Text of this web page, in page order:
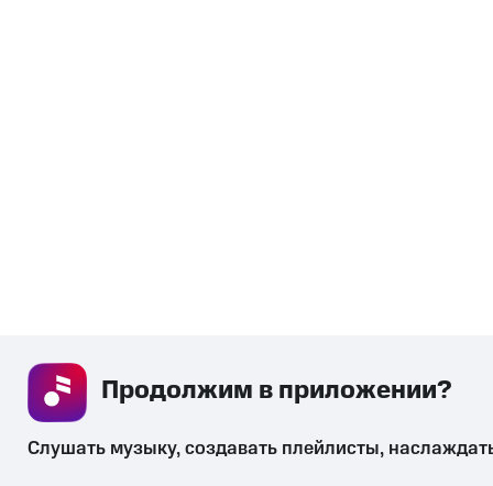
Продолжим в приложении?
Слушать музыку, создавать плейлисты,